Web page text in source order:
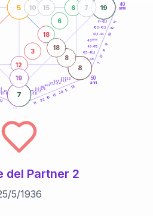
40
anni
50
anni
60
41-42,5
42,5-43,5
43,5-44
46-47,5
47,5-48,5
48,5-49
51-52,5
52,5-53,5
53,5-54
56-57,5
57,5-58,5
58,5-59
61-62,5
63,5
11
10
19
9
8
17
7
13
5
20
15
10
22
11
11
19
7
5
8
12
3
18
6
6 7
19
10 15
8
18
45anni
55anni
del Partner 2
/5/1936